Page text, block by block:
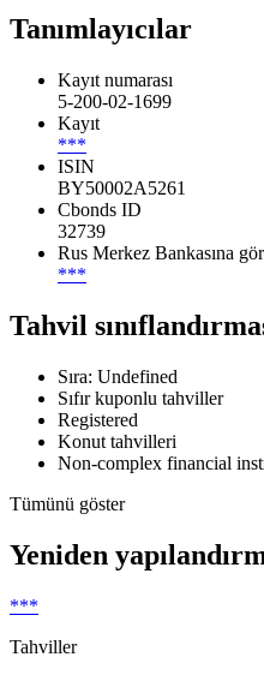
Tanımlayıcılar
Kayıt numarası
5-200-02-1699
Kayıt
***
ISIN
BY50002A5261
Cbonds ID
32739
Rus Merkez Bankasına
***
Tahvil
Sıra: Undefined
Sıfır kuponlu tahviller
Registered
Konut tahvilleri
Non-complex financial
Tümünü göster
Yeniden
***
Tahviller